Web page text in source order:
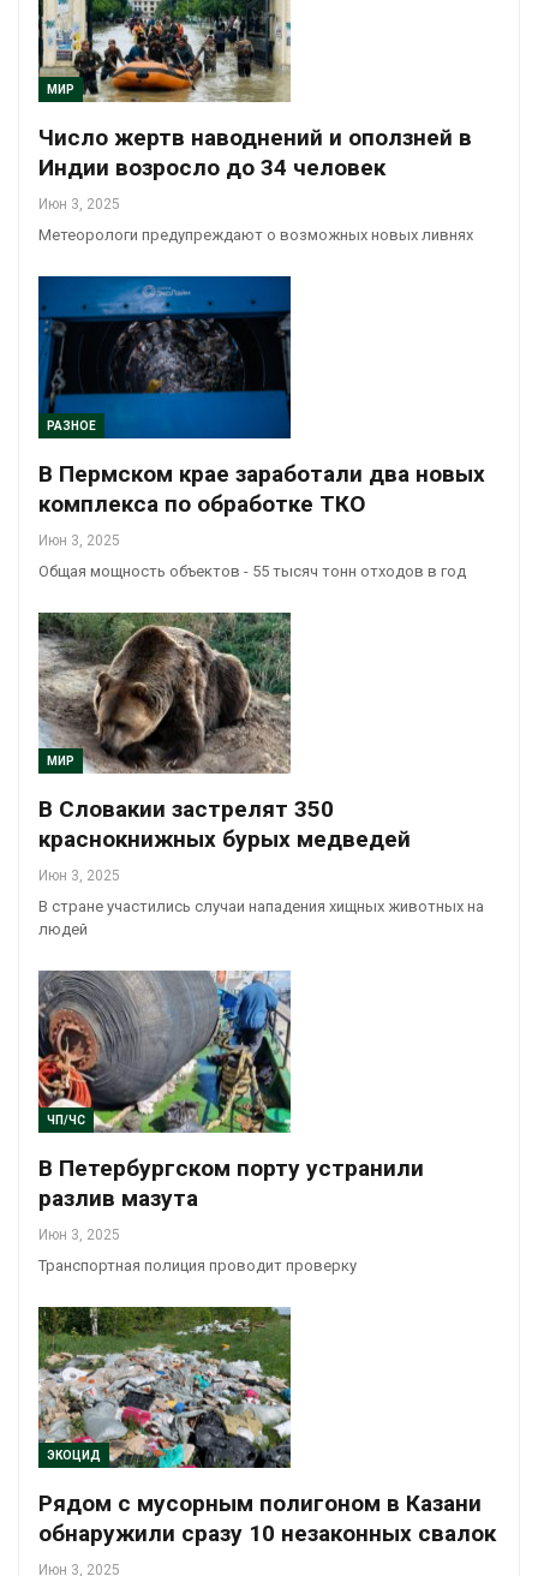
МИР
Число жертв наводнений и оползней в
Индии возросло до 34 человек
Июн 3, 2025
Метеорологи предупреждают о возможных новых ливнях
РАЗНОЕ
В Пермском крае заработали два новых
комплекса по обработке ТКО
Июн 3, 2025
Общая мощность объектов - 55 тысяч тонн отходов в год
МИР
В Словакии застрелят 350
краснокнижных бурых медведей
Июн 3, 2025
В стране участились случаи нападения хищных животных на
людей
ЧП/ЧС
В Петербургском порту устранили
разлив мазута
Июн 3, 2025
Транспортная полиция проводит проверку
ЭКОЦИД
Рядом с мусорным полигоном в Казани
обнаружили сразу 10 незаконных свалок
Июн 3, 2025